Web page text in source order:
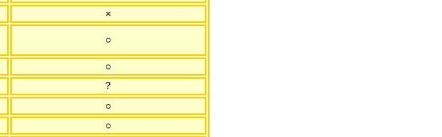
×
○
○
？
○
○